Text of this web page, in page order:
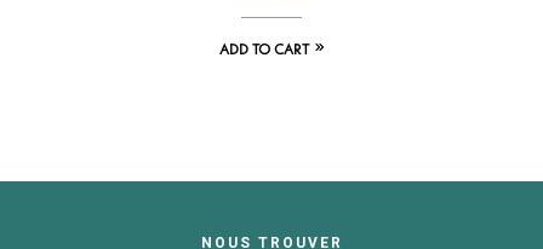
ADD TO CART
NOUS TROUVER